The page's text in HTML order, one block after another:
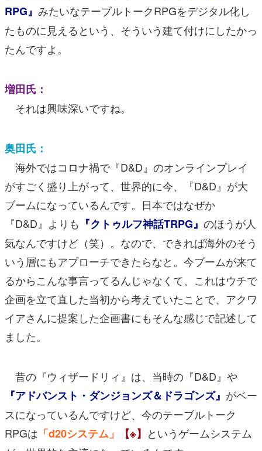
RPG』 みたいなテーブルトークRPGをデジタル化し
たものに見えるという、そういう建て付けにしたかっ
たんですよ。
増田氏：
それは興味深いですね。
奥田氏：
海外ではコロナ禍で『D&D』のオンラインプレイ
がすごく盛り上がって、世界的に今、『D&D』が大
ブームになっているんです。日本ではなぜか
『D&D』よりも 『クトゥルフ神話TRPG』 のほうが人
気なんですけど（笑）。なので、できれば海外のそう
いう層にもアプローチできたらなと。今ブームが来て
るからこんな事言ってるんじゃなくて、これはウチで
企画を立て直した当初から考えていたことで、アクワ
イアさんに提案した企画書にもそんな感じで記述して
ました。
昔の『ウィザードリィ』は、当時の『D&D』や
『アドバンスト・ダンジョンズ＆ドラゴンズ』 がベー
スになっているんですけど、今のテーブルトーク
RPGは 「d20システム」 【※】 というゲームシステム